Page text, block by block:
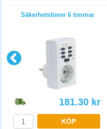
Säkerhetstimer 6 timmar
181.30 kr
KÖP